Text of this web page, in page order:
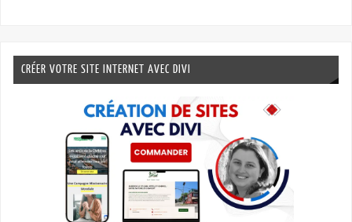
CRÉER VOTRE SITE INTERNET AVEC DIVI